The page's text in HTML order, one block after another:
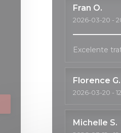
une nouvelle fenêtre))
Fran O
2026-03-20 -
Excelente
Florence G
2026-03-20 -
Michelle S